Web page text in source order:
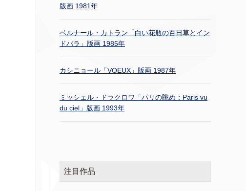
版画 1981年
ベルナール・カトラン「白い花瓶の百日草とイン
ドバラ」版画 1985年
カシニョール「VOEUX」版画 1987年
ミッシェル・ドラクロワ「パリの眺め：Paris vu
du ciel」版画 1993年
注目作品